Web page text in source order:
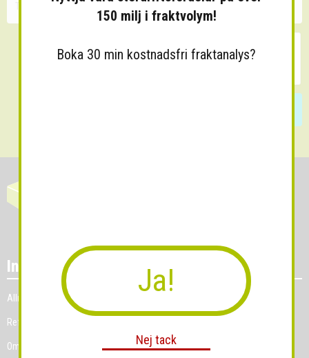
Information
Allmänna villkor
Referenskunder
Om Grossist.se
150 milj i fraktvolym!
Boka 30 min kostnadsfri fraktanalys?
Ja!
Nej tack